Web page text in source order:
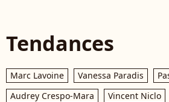
Tendances
Marc Lavoine Vanessa Paradis
Audrey Crespo-Mara
Vincent Niclo